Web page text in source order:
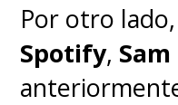
Por otro lado,
Spotify,